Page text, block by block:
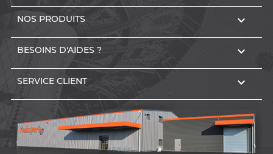
NOS PRODUITS 
BESOINS D'AIDES ? 
SERVICE CLIENT 